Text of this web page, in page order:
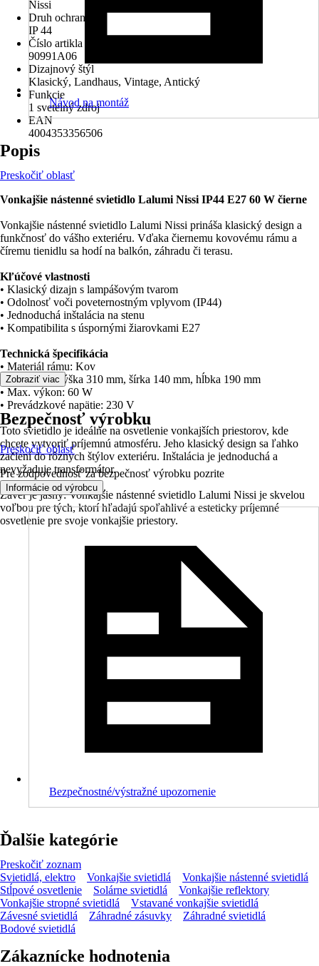
Nissi
Druh ochrany
IP 44
Číslo artikla výrobcu
90991A06
Dizajnový štýl
Klasický, Landhaus, Vintage, Antický
Funkcie
1 svetelný zdroj
EAN
4004353356506
Návod na montáž
Popis
Preskočiť oblasť
Vonkajšie nástenné svietidlo Lalumi Nissi IP44 E27 60 W čierne
Vonkajšie nástenné svietidlo Lalumi Nissi prináša klasický design a
funkčnosť do vášho exteriéru. Vďaka čiernemu kovovému rámu a
číremu tienidlu sa hodí na balkón, záhradu či terasu.
Kľúčové vlastnosti
• Klasický dizajn s lampášovým tvarom
• Odolnosť voči poveternostným vplyvom (IP44)
• Jednoduchá inštalácia na stenu
• Kompatibilita s úspornými žiarovkami E27
Technická špecifikácia
• Materiál rámu: Kov
• Rozmery: Výška 310 mm, šírka 140 mm, hĺbka 190 mm
• Max. výkon: 60 W
• Prevádzkové napätie: 230 V
Toto svietidlo je ideálne na osvetlenie vonkajších priestorov, kde
chcete vytvoriť príjemnú atmosféru. Jeho klasický design sa ľahko
začlení do rôznych štýlov exteriéru. Inštalácia je jednoduchá a
nevyžaduje transformátor.
Záver je jasný: Vonkajšie nástenné svietidlo Lalumi Nissi je skvelou
voľbou pre tých, ktorí hľadajú spoľahlivé a esteticky príjemné
osvetlenie pre svoje vonkajšie priestory.
Zobraziť viac
Bezpečnosť výrobku
Preskočiť oblasť
Pre zodpovednosť za bezpečnosť výrobku pozrite
Informácie od výrobcu .
Bezpečnostné/výstražné upozornenie
Ďalšie kategórie
Preskočiť zoznam
Svietidlá, elektro
Vonkajšie svietidlá
Vonkajšie nástenné svietidlá
Stĺpové osvetlenie
Solárne svietidlá
Vonkajšie reflektory
Vonkajšie stropné svietidlá
Vstavané vonkajšie svietidlá
Závesné svietidlá
Záhradné zásuvky
Záhradné svietidlá
Bodové svietidlá
Zákaznícke hodnotenia